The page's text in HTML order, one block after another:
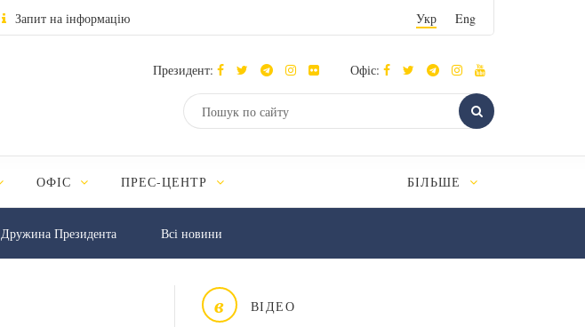
Запит на інформацію Укр Eng
Президент: Офіс:
ОФІС ПРЕС-ЦЕНТР БІЛЬШЕ
Дружина Президента Всі новини
в ВІДЕО